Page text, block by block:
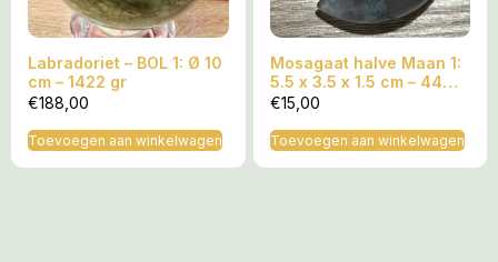
Labradoriet – BOL 1: Ø 10
cm – 1422 gr
€188,00
Toevoegen aan winkelwagen
Mosagaat halve Maan 1:
5.5 x 3.5 x 1.5 cm – 44
gram
€15,00
Toevoegen aan winkelwagen